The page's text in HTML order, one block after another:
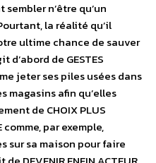
sembler n’être qu’un
la réalité qu’il
ultime chance de sauver
d’abord de GESTES
jeter ses piles usées dans
magasins afin qu’elles
de CHOIX PLUS
comme, par exemple,
sur sa maison pour faire